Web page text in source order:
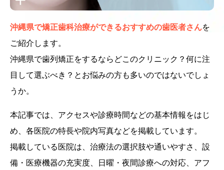
沖縄県で矯正歯科治療ができるおすすめの歯医者さんを
ご紹介します。
沖縄県で歯列矯正をするならどこのクリニック？何に注
目して選ぶべき？とお悩みの方も多いのではないでしょ
うか。
本記事では、アクセスや診療時間などの基本情報をはじ
め、各医院の特長や院内写真などを掲載しています。
掲載している医院は、治療法の選択肢や通いやすさ、設
備・医療機器の充実度、日曜・夜間診療への対応、アフ